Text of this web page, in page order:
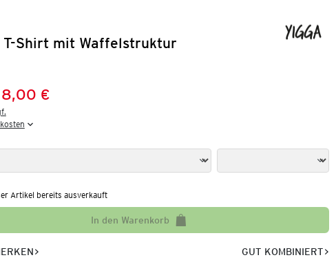
T-Shirt mit Waffelstruktur
Preis:
8,00 €
Artikel bereits ausverkauft
In den Warenkorb
GUT KOMBINIERT